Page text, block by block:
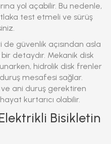
yol açabilir. Bu nedenle,
test etmeli ve sürüş
güvenlik açısından asla
detaydır. Mekanik disk
hidrolik disk frenler
mesafesi sağlar.
ani duruş gerektiren
kurtarıcı olabilir.
Bisikletin